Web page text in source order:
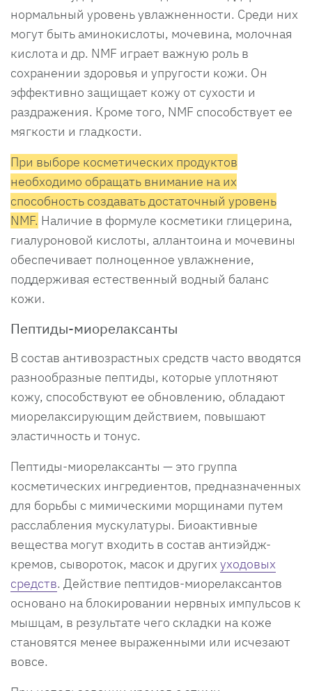
нормальный уровень увлажненности. Среди них
могут быть аминокислоты, мочевина, молочная
кислота и др. NMF играет важную роль в
сохранении здоровья и упругости кожи. Он
эффективно защищает кожу от сухости и
раздражения. Кроме того, NMF способствует ее
мягкости и гладкости.
При выборе косметических продуктов
необходимо обращать внимание на их
способность создавать достаточный уровень
NMF. Наличие в формуле косметики глицерина,
гиалуроновой кислоты, аллантоина и мочевины
обеспечивает полноценное увлажнение,
поддерживая естественный водный баланс
кожи.
Пептиды-миорелаксанты
В состав антивозрастных средств часто вводятся
разнообразные пептиды, которые уплотняют
кожу, способствуют ее обновлению, обладают
миорелаксирующим действием, повышают
эластичность и тонус.
Пептиды-миорелаксанты — это группа
косметических ингредиентов, предназначенных
для борьбы с мимическими морщинами путем
расслабления мускулатуры. Биоактивные
вещества могут входить в состав антиэйдж-
кремов, сывороток, масок и других уходовых
средств. Действие пептидов-миорелаксантов
основано на блокировании нервных импульсов к
мышцам, в результате чего складки на коже
становятся менее выраженными или исчезают
вовсе.